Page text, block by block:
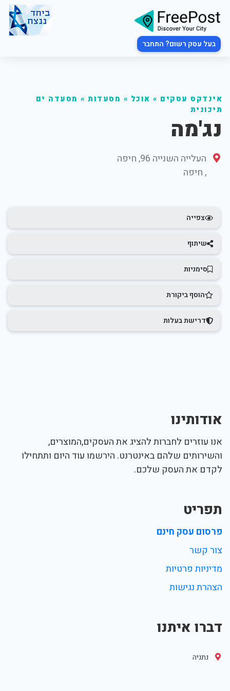
בעל עסק רשום? התחבר
אינדקס עסקים » אוכל » מסעדות » מסעדה ים
תיכונית
נג'מה
העלייה השנייה 96, חיפה
,חיפה
צפייה
שיתוף
סימניות
הוסף ביקורת
דרישת בעלות
אודותינו
אנו עוזרים לחברות להציג את העסקים,המוצרים,
והשירותים שלהם באינטרנט. הירשמו עוד היום ותתחילו
לקדם את העסק שלכם.
תפריט
פרסום עסק חינם
צור קשר
מדיניות פרטיות
הצהרת נגישות
דברו איתנו
נתניה